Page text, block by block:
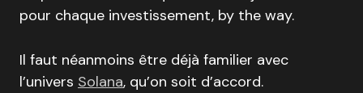
pour chaque investissement, by the way.
Il faut néanmoins être déjà familier avec
l’univers Solana, qu’on soit d’accord.